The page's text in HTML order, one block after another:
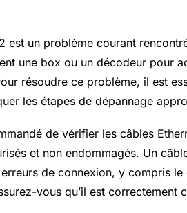
est un problème courant
une box ou un décodeur pour
résoudre ce problème, il est
les étapes de dépannage
de vérifier les câbles
et non endommagés. Un
de connexion, y compris
vous qu’il est correctement